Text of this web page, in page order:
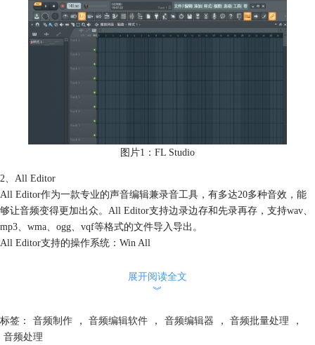
图片1：FL Studio
2、All Editor
All Editor作为一款专业的声音编辑兼录音工具，有多达20多种音效，能
够让音频变得更加出众。All Editor支持边录边存和先录再存，支持wav、
mp3、wma、ogg、vqf等格式的文件导入导出。
All Editor支持的操作系统：Win All
展开阅读全文
︾
标签： 音频制作 ， 音频编辑软件 ， 音频编辑器 ， 音频批量处理
，
音频处理